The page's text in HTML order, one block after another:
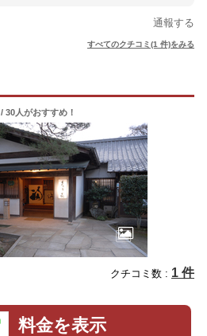
通報する
すべてのクチコミ(1 件)をみる
/ 30人がおすすめ！
クチコミ数 : 1 件
料金を表示